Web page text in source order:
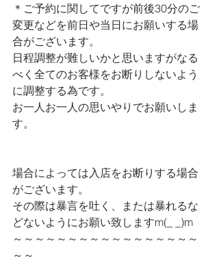
＊ご予約に関してですが前後30分のご
変更などを前日や当日にお願いする場
合がございます。
日程調整が難しいかと思いますがなる
べく全てのお客様をお断りしないよう
に調整する為です。
お一人お一人の思いやりでお願いしま
す。
場合によっては入店をお断りする場合
がございます。
その際は暴言を吐く、または暴れるな
どないようにお願い致しますm(_ _)m
～～～～～～～～～～～～～～～～～
～～